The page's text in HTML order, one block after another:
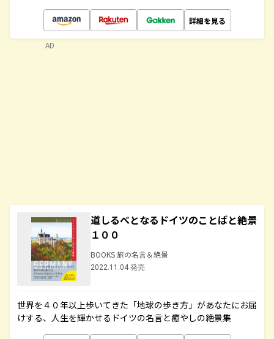
詳細を見る
道しるべとなるドイツのことばと絶景
１００
BOOKS 旅の名言＆絶景
2022.11.04 発売
世界を４０年以上歩いてきた「地球の歩き方」があなたにお届
けする、人生を輝かせるドイツの名言と癒やしの絶景集
AD